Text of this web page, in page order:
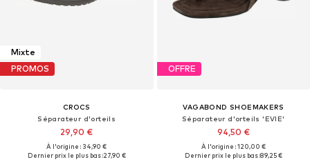
Mixte
PROMOS
CROCS
Séparateur d'orteils
29,90 €
À l'origine : 34,90 €
Dernier prix le plus bas :27,90 €
OFFRE
VAGABOND SHOEMAKERS
Séparateur d'orteils 'EVIE'
94,50 €
À l'origine : 120,00 €
Dernier prix le plus bas :89,25 €